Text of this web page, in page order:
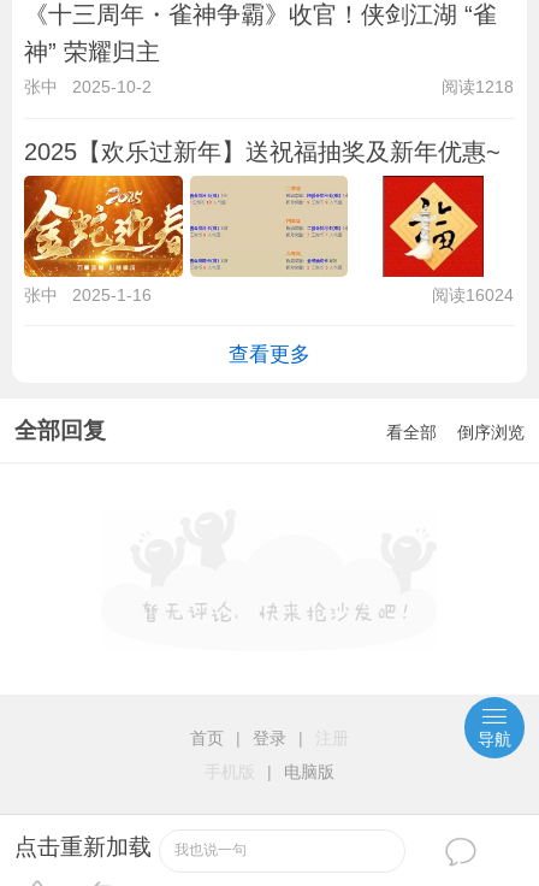
《十三周年・雀神争霸》收官！侠剑江湖 “雀
神” 荣耀归主
张中 2025-10-2 阅读1218
2025【欢乐过新年】送祝福抽奖及新年优惠~
张中 2025-1-16 阅读16024
查看更多
全部回复 看全部 倒序浏览
点击重新加载 我也说一句
首页 | 登录 |
手机版
| 电脑版
导航